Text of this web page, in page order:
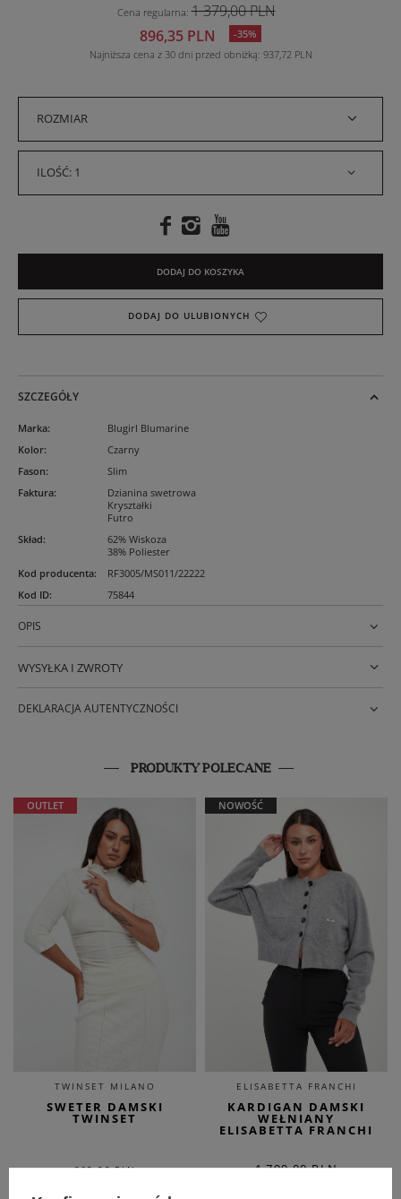
Cena regularna:1 379,00 PLN
896,35 PLN
-35%
Najniższa cena z 30 dni przed obniżką 937,72 PLN
ROZMIAR
ILOŚĆ: 1
DODAJ DO KOSZYKA
DODAJ DO ULUBIONYCH
SZCZEGÓŁY
Marka:
Blugirl Blumarine
Kolor:
Czarny
Fason:
Slim
Faktura:
Dzianina swetrowa
Kryształki
Futro
Skład:
62% Wiskoza
38% Poliester
Kod producenta:
RF3005/MS011/22222
Kod ID: 75844
OPIS
WYSYŁKA I ZWROTY
DEKLARACJA AUTENTYCZNOŚCI
PRODUKTY POLECANE
OUTLET
TWINSET MILANO
SWETER DAMSKI
TWINSET
869,00 PLN
NOWOŚĆ
ELISABETTA FRANCHI
KARDIGAN DAMSKI
WEŁNIANY
ELISABETTA FRANCHI
1 799,00 PLN